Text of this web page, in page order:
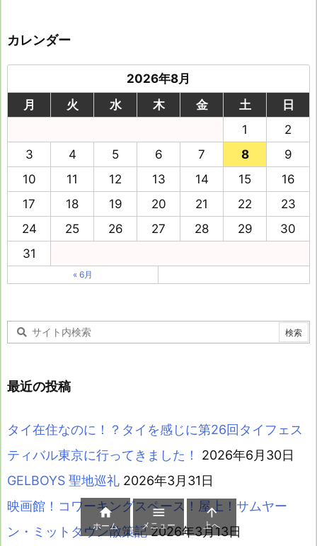
カレンダー
2026年8月
月
火 水 木 金 土
日
1
2
3
4 5 6 7 8
9
10
11 12 13 14 15
16
17
18 19 20 21 22
23
24
25 26 27 28 29
30
31
« 6月
最近の投稿
タイ在住なのに！？タイを感じに第26回タイフェス
ティバル東京に行ってきました！
2026年6月30日
GELBOYS 聖地巡礼 2026年3月31日
映画館！コワーキングスペース！屋上！サムヤー
ン・ミットタウン散策記 2026年3月13日

ホーム

メニュー

上へ